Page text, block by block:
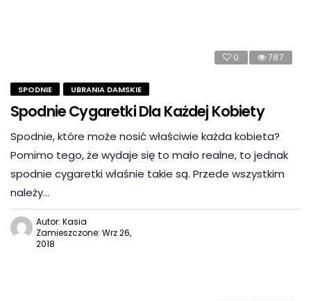
0 787
SPODNIE UBRANIA DAMSKIE
Spodnie Cygaretki Dla Każdej Kobiety
Spodnie, które może nosić właściwie każda kobieta?
Pomimo tego, że wydaje się to mało realne, to jednak
spodnie cygaretki właśnie takie są. Przede wszystkim
należy…
Autor: Kasia
Zamieszczone: Wrz 26,
2018